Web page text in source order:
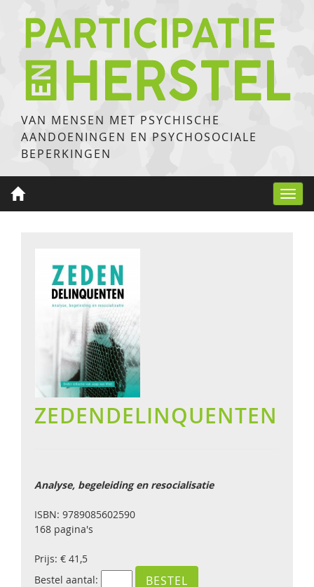
VAN MENSEN MET PSYCHISCHE
AANDOENINGEN EN PSYCHOSOCIALE
BEPERKINGEN
ZEDENDELINQUENTEN
Analyse, begeleiding en resocialisatie
ISBN: 9789085602590
168 pagina's
Prijs: € 41,5
Bestel aantal: